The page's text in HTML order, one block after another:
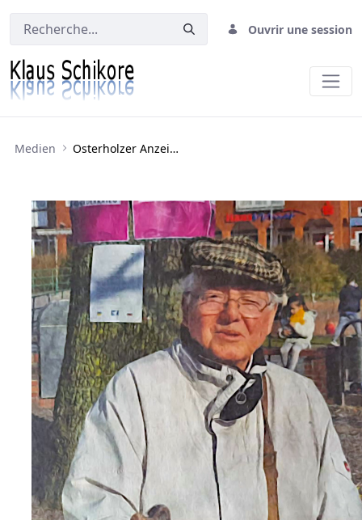
Ouvrir une session
Medien Osterholzer Anzeiger vom 19.3.2022